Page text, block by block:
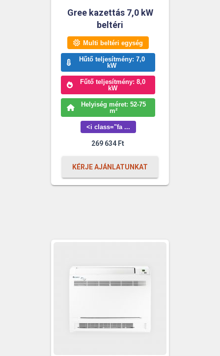
Gree kazettás 7,0 kW
beltéri
Multi beltéri egység
Hűtő teljesítmény: 7,0
kW
Fűtő teljesítmény: 8,0
kW
Helyiség méret: 52-75
m²
<i class="fa ...
269 634 Ft
KÉRJE AJÁNLATUNKAT